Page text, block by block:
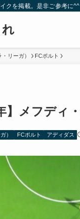
クを掲載。是非ご参考に^^
リーガ） FCポルト
】メフディ
） FCポルト アディダス